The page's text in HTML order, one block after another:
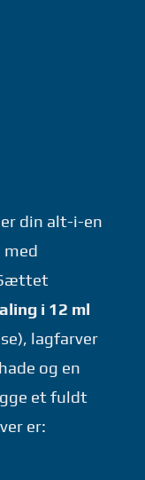
din alt-i-en
med
i 12 ml
lagfarver
og en
et fuldt
er: